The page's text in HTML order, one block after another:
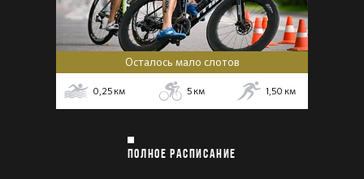
Осталось мало слотов
0,25 км 5 км 1,50 км
ПОЛНОЕ РАСПИСАНИЕ